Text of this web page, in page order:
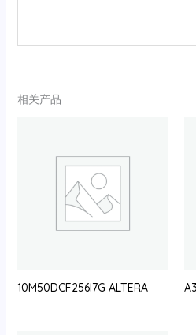
相关产品
10M50DCF256I7G ALTERA